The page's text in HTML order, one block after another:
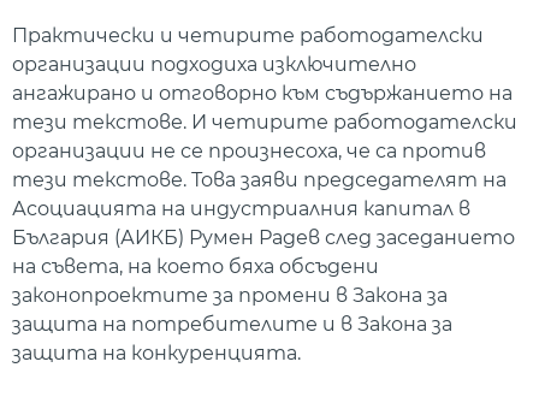
Практически и четирите работодателски
организации подходиха изключително
ангажирано и отговорно към съдържанието на
тези текстове. И четирите работодателски
организации не се произнесоха, че са против
тези текстове. Това заяви председателят на
Асоциацията на индустриалния капитал в
България (АИКБ) Румен Радев след заседанието
на съвета, на което бяха обсъдени
законопроектите за промени в Закона за
защита на потребителите и в Закона за
защита на конкуренцията.